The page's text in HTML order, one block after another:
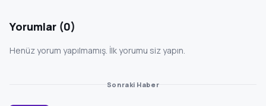
Yorumlar (0)
Henüz yorum yapılmamış. İlk yorumu siz yapın.
Sonraki Haber